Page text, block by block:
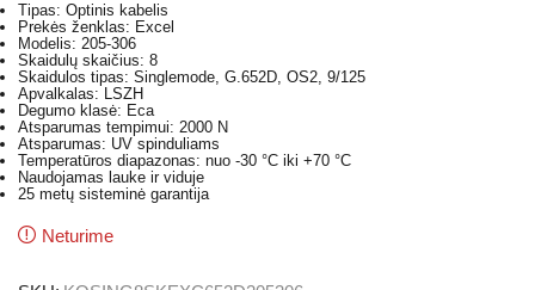
Tipas: Optinis kabelis
Prekės ženklas: Excel
Modelis: 205-306
Skaidulų skaičius: 8
Skaidulos tipas: Singlemode, G.652D, OS2, 9/125
Apvalkalas: LSZH
Degumo klasė: Eca
Atsparumas tempimui: 2000 N
Atsparumas: UV spinduliams
Temperatūros diapazonas: nuo -30 °C iki +70 °C
Naudojamas lauke ir viduje
25 metų sisteminė garantija
Neturime